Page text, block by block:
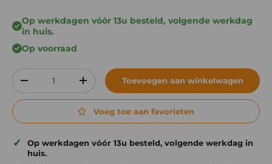
Op werkdagen vóór 13u besteld, volgende werkdag
in huis.
Op voorraad
Aantal
Verlaag de hoeveelheidVerhoog de hoeveelheid
Toevoegen aan winkelwagen
Voeg toe aan favorieten
✓
Op werkdagen vóór 13u besteld, volgende werkdag in
huis.